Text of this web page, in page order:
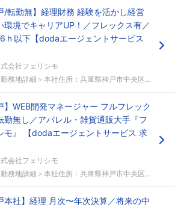
/転勤無】経理財務 経験を活かし経営
環境でキャリアUP！／フレックス有／
ｈ以下【dodaエージェントサービス
会社フェリシモ
務地詳細＞本社住所：兵庫県神戸市中央区新港町7...
】WEB開発マネージャー フルフレック
勤無し／アパレル・雑貨通販大手『フ
モ』 【dodaエージェントサービス 求
会社フェリシモ
務地詳細＞本社住所：兵庫県神戸市中央区新港町7...
本社】経理 月次〜年次決算／将来の中